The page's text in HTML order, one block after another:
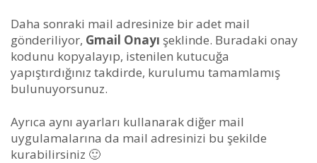
Daha sonraki mail adresinize bir adet mail
gönderiliyor, Gmail Onayı şeklinde. Buradaki onay
kodunu kopyalayıp, istenilen kutucuğa
yapıştırdığınız takdirde, kurulumu tamamlamış
bulunuyorsunuz.
Ayrıca aynı ayarları kullanarak diğer mail
uygulamalarına da mail adresinizi bu şekilde
kurabilirsiniz 🙂